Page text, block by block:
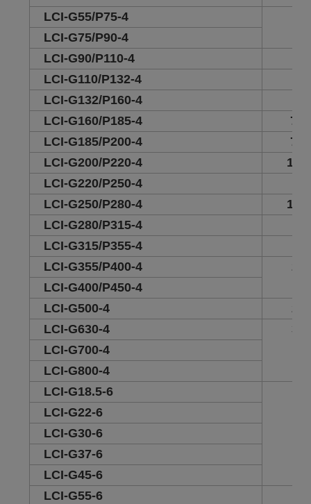
LCI-G55/P75-4
LCI-G75/P90-4
LCI-G90/P110-4
LCI-G110/P132-4
LCI-G132/P160-4
LCI-G160/P185-4
LCI-G185/P200-4
LCI-G200/P220-4
LCI-G220/P250-4
LCI-G250/P280-4
LCI-G280/P315-4
LCI-G315/P355-4
LCI-G355/P400-4
LCI-G400/P450-4
LCI-G500-4
LCI-G630-4
LCI-G700-4
LCI-G800-4
LCI-G18.5-6
LCI-G22-6
LCI-G30-6
LCI-G37-6
LCI-G45-6
LCI-G55-6